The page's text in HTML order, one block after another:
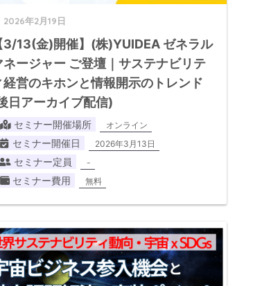
2026年2月19日
3/13(金)開催】(株)YUIDEA ゼネラル
ネージャー ご登壇｜サステナビリテ
経営のキホンと情報開示のトレンド
日アーカイブ配信)
セミナー開催場所 オンライン
セミナー開催日 2026年3月13日
セミナー定員 -
セミナー費用 無料